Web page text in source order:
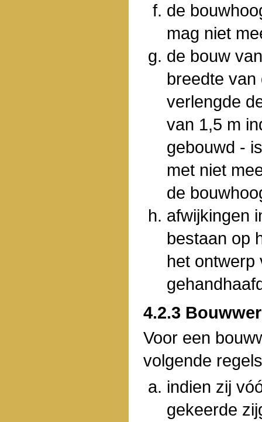
de
mag niet
de bouw
breedte
verlengde
van 1,5 m
gebouwd -
met niet
de
afwijkingen
bestaan op
het ontwerp
4.2.3
Voor een
volgende
indien zij
gekeerde